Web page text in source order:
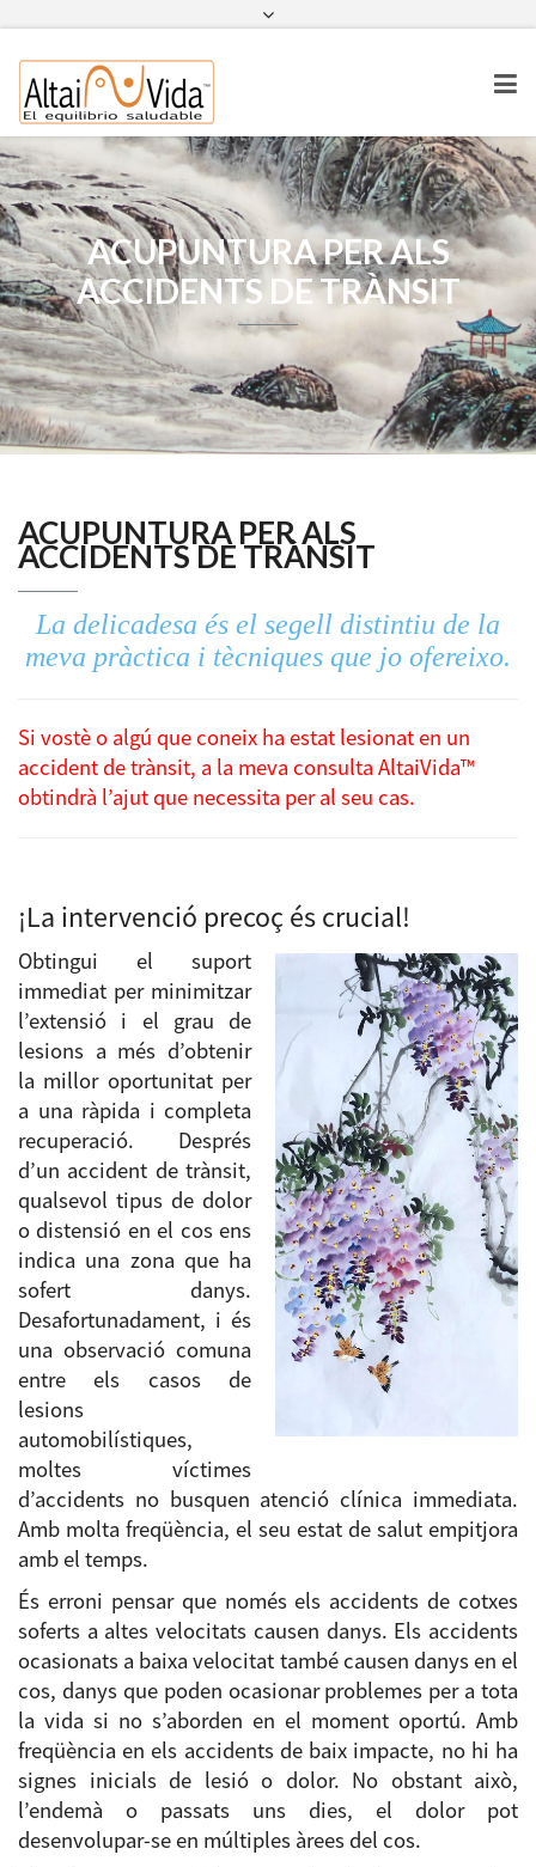
ACUPUNTURA PER ALS
ACCIDENTS DE TRÀNSIT
ACUPUNTURA PER ALS
ACCIDENTS DE TRÀNSIT
La delicadesa és el segell distintiu de la
meva pràctica i tècniques que jo ofereixo.
Si vostè o algú que coneix ha estat lesionat en un
accident de trànsit, a la meva consulta AltaiVida™
obtindrà l’ajut que necessita per al seu cas.
¡La intervenció precoç és crucial!
Obtingui el suport
immediat per minimitzar
l’extensió i el grau de
lesions a més d’obtenir
la millor oportunitat per
a una ràpida i completa
recuperació. Després
d’un accident de trànsit,
qualsevol tipus de dolor
o distensió en el cos ens
indica una zona que ha
sofert danys.
Desafortunadament, i és
una observació comuna
entre els casos de
lesions
automobilístiques,
moltes víctimes
d’accidents no busquen atenció clínica immediata.
Amb molta freqüència, el seu estat de salut empitjora
amb el temps.
És erroni pensar que només els accidents de cotxes
soferts a altes velocitats causen danys. Els accidents
ocasionats a baixa velocitat també causen danys en el
cos, danys que poden ocasionar problemes per a tota
la vida si no s’aborden en el moment oportú. Amb
freqüència en els accidents de baix impacte, no hi ha
signes inicials de lesió o dolor. No obstant això,
l’endemà o passats uns dies, el dolor pot
desenvolupar-se en múltiples àrees del cos.